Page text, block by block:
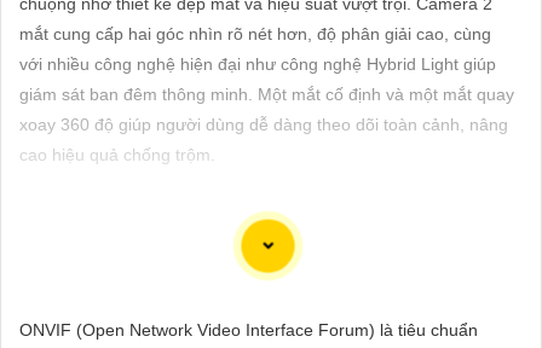
LẮP
ĐẶT
mắt cung cấp hai góc nhìn rõ nét hơn, độ phân giải cao, cùng
với nhiều công nghệ hiện đại như công nghệ Hybrid Light giúp
giám sát ban đêm thông minh. Một mắt cố định và một mắt quay
xoay 360 độ giúp người dùng dễ dàng theo dõi toàn cảnh, nâng
cao hiệu quả chống trộm.
ONVIF (Open Network Video Interface Forum) là tiêu chuẩn